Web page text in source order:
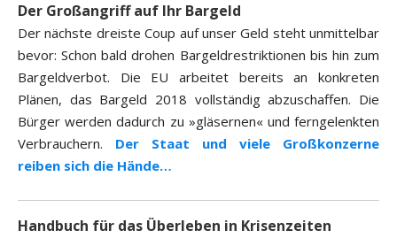
Der Großangriff auf Ihr Bargeld
Der nächste dreiste Coup auf unser Geld steht unmittelbar
bevor: Schon bald drohen Bargeldrestriktionen bis hin zum
Bargeldverbot. Die EU arbeitet bereits an konkreten
Plänen, das Bargeld 2018 vollständig abzuschaffen. Die
Bürger werden dadurch zu »gläsernen« und ferngelenkten
Verbrauchern. Der Staat und viele Großkonzerne
reiben sich die Hände…
Handbuch für das Überleben in Krisenzeiten